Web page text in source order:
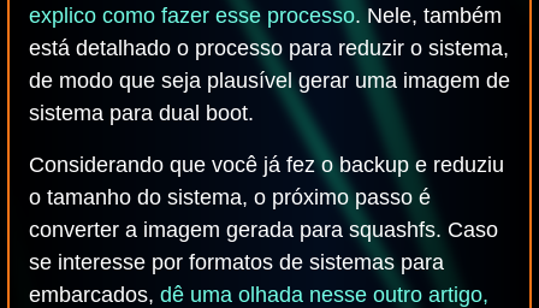
explico como fazer esse processo. Nele, também
está detalhado o processo para reduzir o sistema,
de modo que seja plausível gerar uma imagem de
sistema para dual boot.
Considerando que você já fez o backup e reduziu
o tamanho do sistema, o próximo passo é
converter a imagem gerada para squashfs. Caso
se interesse por formatos de sistemas para
embarcados, dê uma olhada nesse outro artigo,